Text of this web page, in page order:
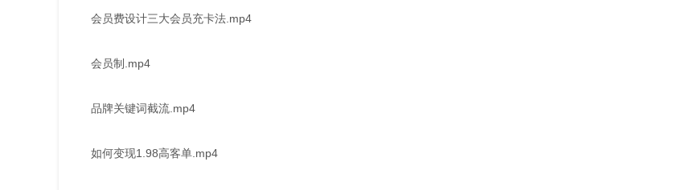
会员费设计三大会员充卡法.mp4
会员制.mp4
品牌关键词截流.mp4
如何变现1.98高客单.mp4